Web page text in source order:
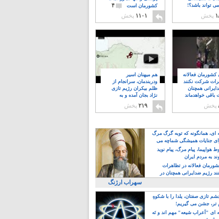
کشورمان است
۴
۱۱۰۱ پخش
تواند باشد؟!
پخش
هم میهنان اسیر
ودربندمان، سرانجام از
ظلم بیکران رژیم تازی
نژاد بجان آمده و به
۲۱۹ پخش
کشورمان فعالانه
شرکت نکنند
همچنان
باقی خواهدماند
پخش
ای، همانگونه که توبه گرگ مرگ
جنایات همیشگی شماچه می
هواپیما، پیام مرگ، پیام نوید
به مردم ایران
فعالانه در تظاهرات
رژیم ضدایرانی همچنان در
خواهدماند
سهراب ارژنگ
تازی صفتان، یلدا را با شکوهِ
تر، جشن می گیریم!
ای "اَعراب شیعه" مهم اند و نَه